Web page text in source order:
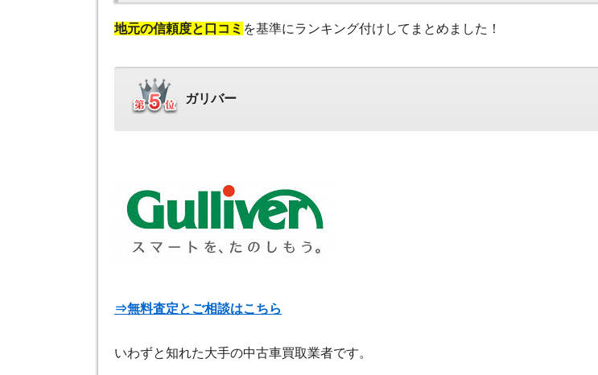
地元の信頼度と口コミ を基準にランキング付けしてまとめました！
ガリバー
⇒無料査定とご相談はこちら
いわずと知れた大手の中古車買取業者です。